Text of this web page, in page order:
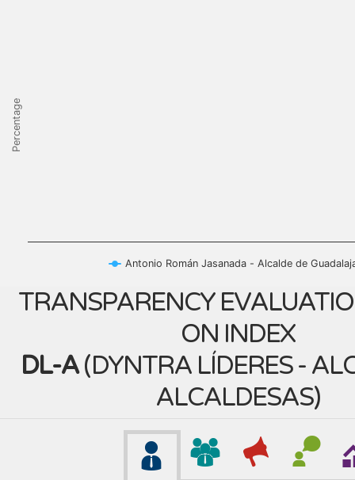
Percentage
Antonio Román Jasanada - Alcalde de
TRANSPARENCY
ON INDEX
DL-A(DYNTRA LÍDERES -
ALCALDESAS)